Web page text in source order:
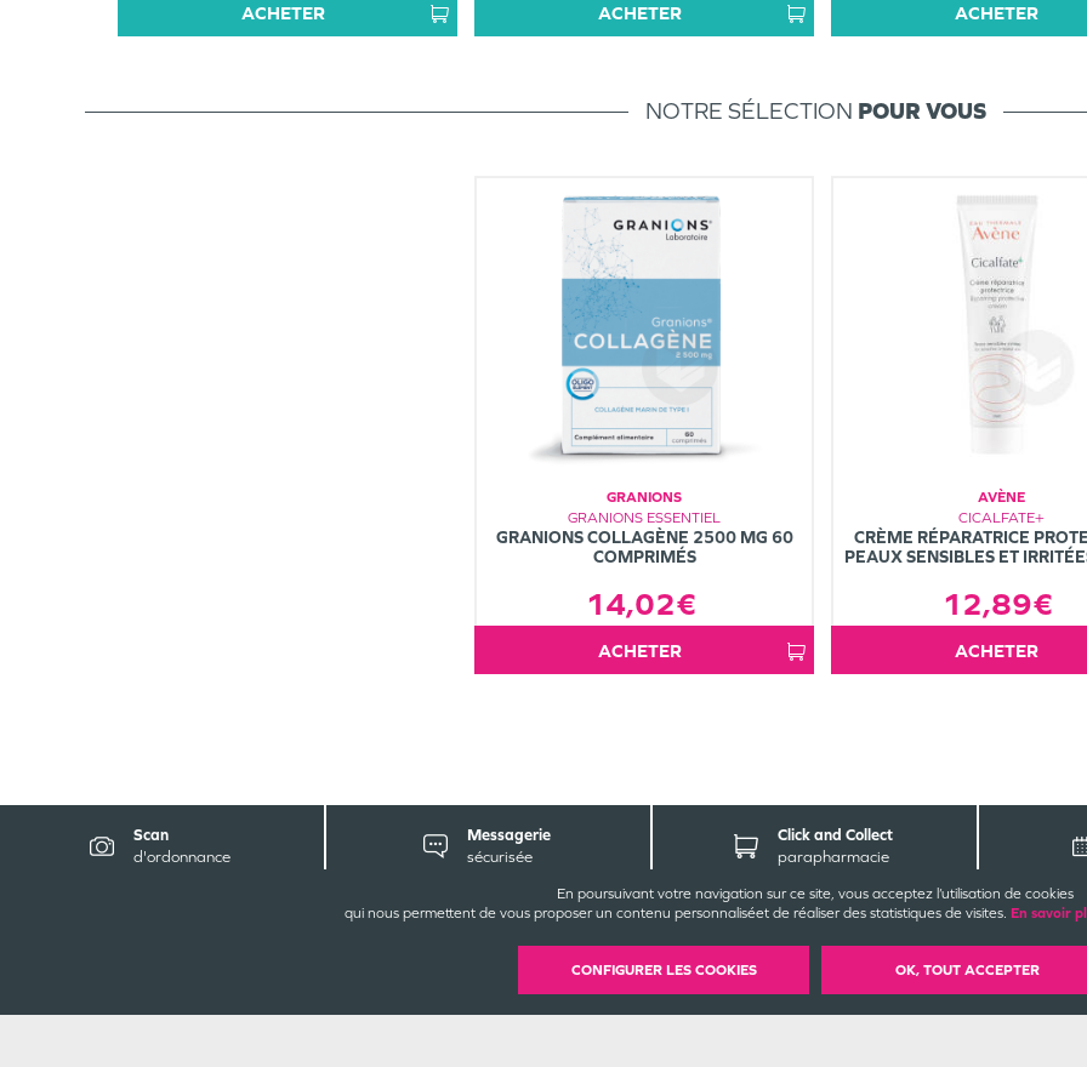
En poursuivant votre navigation sur ce site, vous acceptez l’utilisation de cookies
qui nous permettent de vous proposer un contenu personnaliséet de réaliser des statistiques de visites. En savoir
CONFIGURER LES COOKIES OK, TOUT ACCEPTER
ACHETER ACHETER ACHETER
NOTRE SÉLECTION POUR VOUS
GRANIONS
GRANIONS ESSENTIEL
GRANIONS COLLAGÈNE 2500 MG 60
COMPRIMÉS
14,02€
ACHETER
AVÈNE
CICALFATE+
CRÈME RÉPARATRICE
PEAUX SENSIBLES ET
12,89€
ACHETER
Scan
d'ordonnance
Messagerie
sécurisée
Click and Collect
parapharmacie
CONTACTEZ-NOUS
64, rue Monistrol
56100 Lorient
02 97 37 32 19
INFORMATIONS
Mentions légales
Plan du site
Cookies et confidentialité